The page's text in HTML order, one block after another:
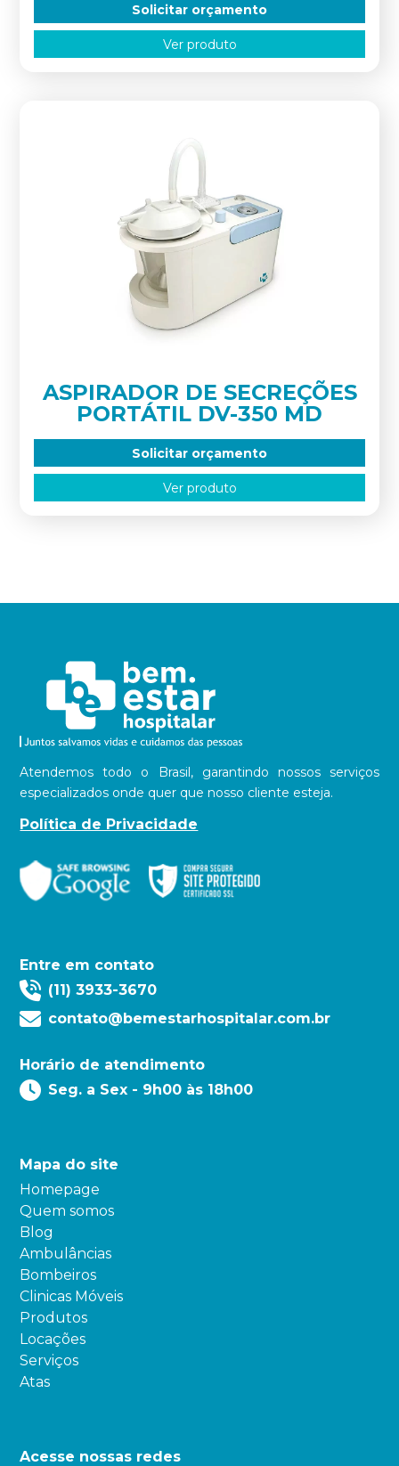
Solicitar orçamento
Ver produto
ASPIRADOR DE SECREÇÕES
PORTÁTIL DV-350 MD
Solicitar orçamento
Ver produto
Atendemos todo o Brasil, garantindo nossos serviços
especializados onde quer que nosso cliente esteja.
Política de Privacidade
Entre em contato
(11) 3933-3670
contato@bemestarhospitalar.com.br
Horário de atendimento
Seg. a Sex - 9h00 às 18h00
Mapa do site
Homepage
Quem somos
Blog
Ambulâncias
Bombeiros
Clinicas Móveis
Produtos
Locações
Serviços
Atas
Acesse nossas redes